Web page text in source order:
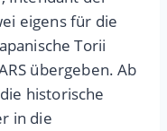
eigens für die
Torii
übergeben. Ab
historische
in die